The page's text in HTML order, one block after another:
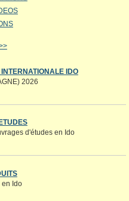
IDO
2026
d'études en Ido
en Ido